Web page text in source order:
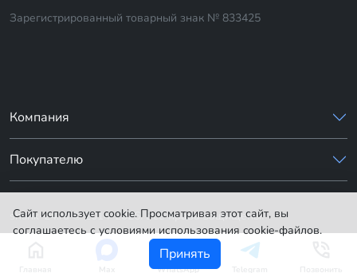
Зарегистрированный товарный знак № 833425
Компания
Покупателю
sharik-24.ru © 2014-2026. Все права защищены.
Сайт использует cookie. Просматривая этот сайт, вы
соглашаетесь с условиями использования cookie-файлов.
Принять
WhatsApp